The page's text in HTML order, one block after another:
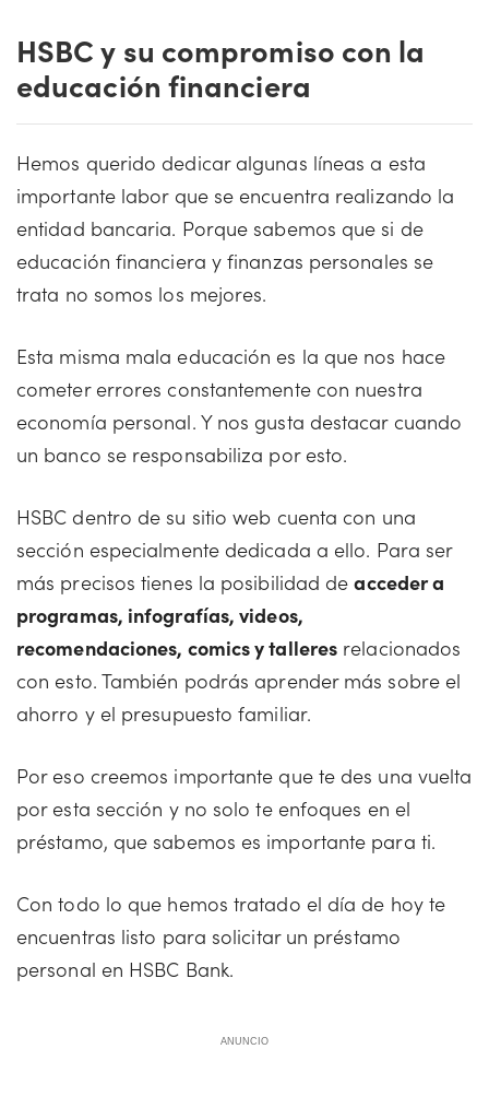
HSBC y su compromiso con la
educación financiera
Hemos querido dedicar algunas líneas a esta
importante labor que se encuentra realizando la
entidad bancaria. Porque sabemos que si de
educación financiera y finanzas personales se
trata no somos los mejores.
Esta misma mala educación es la que nos hace
cometer errores constantemente con nuestra
economía personal. Y nos gusta destacar cuando
un banco se responsabiliza por esto.
HSBC dentro de su sitio web cuenta con una
sección especialmente dedicada a ello. Para ser
más precisos tienes la posibilidad deacceder a
programas, infografías, videos,
recomendaciones, comics y talleres relacionados
con esto. También podrás aprender más sobre el
ahorro y el presupuesto familiar.
Por eso creemos importante que te des una vuelta
por esta sección y no solo te enfoques en el
préstamo, que sabemos es importante para ti.
Con todo lo que hemos tratado el día de hoy te
encuentras listo para solicitar un préstamo
personal en HSBC Bank.
ANUNCIO